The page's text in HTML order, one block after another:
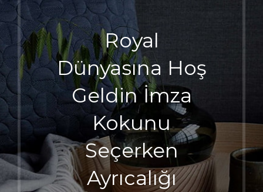
Royal
Dünyasına Hoş
Geldin İmza
Kokunu
Seçerken
Ayrıcalığı